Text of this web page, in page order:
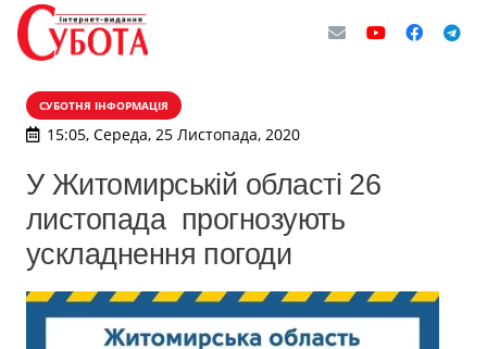
СУБОТНЯ ІНФОРМАЦІЯ
15:05, Середа, 25 Листопада, 2020
У Житомирській області 26
листопада прогнозують
ускладнення погоди